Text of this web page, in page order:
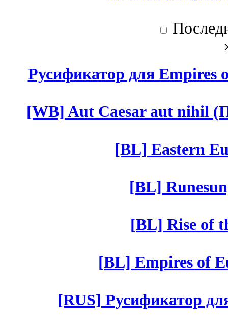
Русификатор для Empires
[WB] Aut Caesar aut nihil
[BL] Eastern
[BL]
[BL] Rise of
[BL] Empires of
[RUS] Русификатор